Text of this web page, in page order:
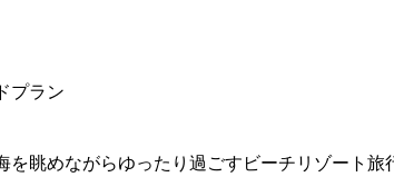
プラン
を眺めながらゆったり過ごすビーチリゾート旅